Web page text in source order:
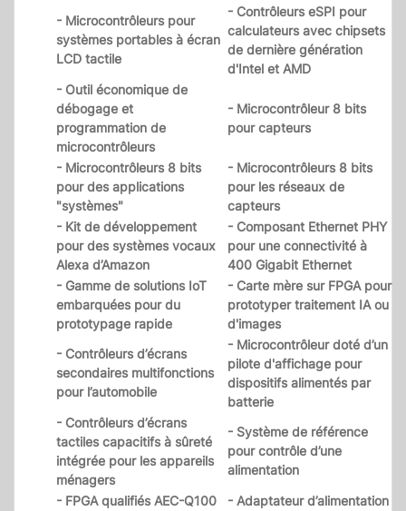
- Microcontrôleurs pour
systèmes portables à écran
LCD tactile
- Contrôleurs eSPI pour
calculateurs avec chipsets
de dernière génération
d'Intel et AMD
- Outil économique de
débogage et
programmation de
microcontrôleurs
- Microcontrôleur 8 bits
pour capteurs
- Microcontrôleurs 8 bits
pour des applications
"systèmes"
- Microcontrôleurs 8 bits
pour les réseaux de
capteurs
- Kit de développement
pour des systèmes vocaux
Alexa d’Amazon
- Composant Ethernet PHY
pour une connectivité à
400 Gigabit Ethernet
- Gamme de solutions IoT
embarquées pour du
prototypage rapide
- Carte mère sur FPGA pour
prototyper traitement IA ou
d'images
- Contrôleurs d’écrans
secondaires multifonctions
pour l’automobile
- Microcontrôleur doté d’un
pilote d'affichage pour
dispositifs alimentés par
batterie
- Contrôleurs d’écrans
tactiles capacitifs à sûreté
intégrée pour les appareils
ménagers
- Système de référence
pour contrôle d’une
alimentation
- FPGA qualifiés AEC-Q100
- Adaptateur d’alimentation